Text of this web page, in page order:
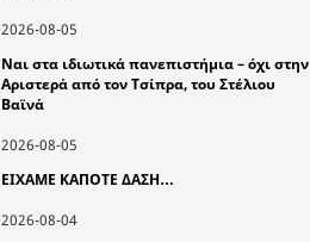
2026-08-05
Ναι στα ιδιωτικά πανεπιστήμια – όχι στην
Αριστερά από τον Τσίπρα, του Στέλιου
Βαϊνά
2026-08-05
ΕΙΧΑΜΕ ΚΑΠΟΤΕ ΔΑΣΗ…
2026-08-04